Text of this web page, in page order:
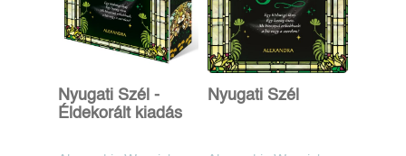
Nyugati Szél -
Éldekorált kiadás
Nyugati Szél